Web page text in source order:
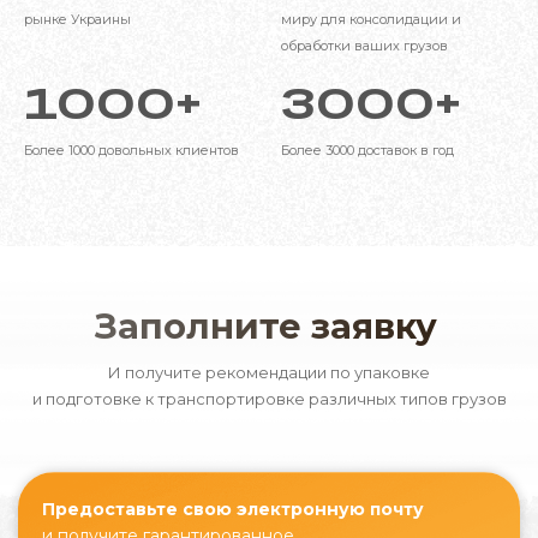
оптимизировать маршруты, что особенно
важно для скоропортящихся и срочных
как можно выбирать наиболее
надежность поставок.
ситуации позволяет подбирать
Оптимизация маршрутов и использование
экологичного транспорта способствует
рынке Украины
миру для консолидации и
обработки ваших грузов
1000+
Более 1000 довольных клиентов
3000+
Более 3000 доставок в год
Заполните заявку
И получите рекомендации по упаковке
и подготовке к транспортировке различных типов грузов
Предоставьте свою электронную почту